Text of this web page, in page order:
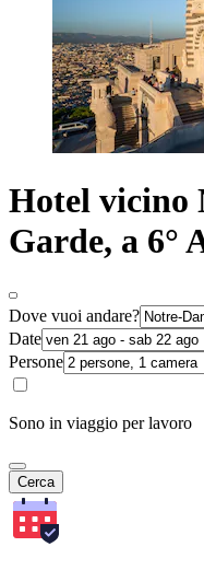
Hotel vicino
Garde, a 6°
Dove vuoi andare?
Date
Persone
Sono in viaggio per lavoro
Cerca